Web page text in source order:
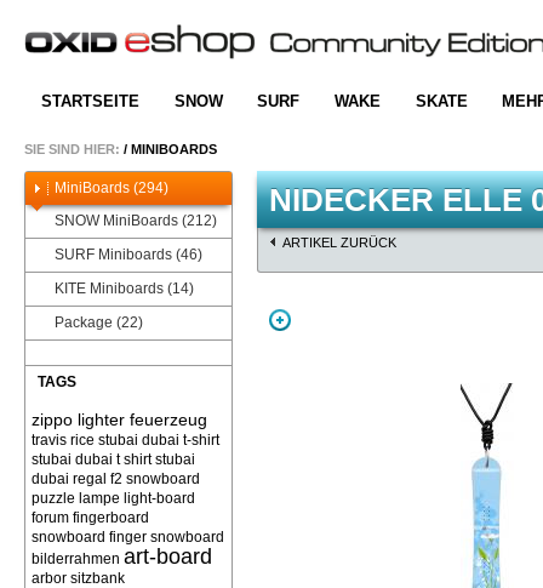
STARTSEITE SNOW SURF WAKE SKATE
SIE SIND HIER: / MINIBOARDS
MiniBoards (294)
SNOW MiniBoards (212)
SURF Miniboards (46)
KITE Miniboards (14)
Package (22)
TAGS
zippo lighter feuerzeug
travis rice stubai dubai t-shirt
stubai dubai t shirt stubai
dubai regal f2 snowboard
puzzle lampe light-board
forum fingerboard
snowboard finger snowboard
bilderrahmen art-board
arbor sitzbank
NIDECKER ELLE
ARTIKEL ZURÜCK